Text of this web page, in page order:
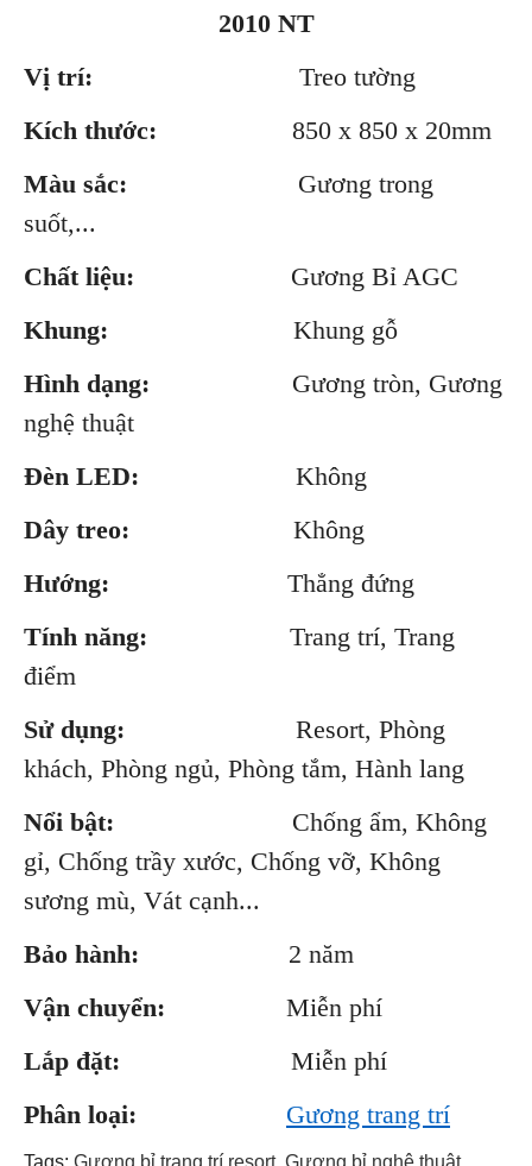
2010 NT
Vị trí:
Treo tường
Kích thước:
850 x 850 x 20mm
Màu sắc:
Gương trong
suốt,...
Chất liệu:
Gương Bỉ AGC
Khung:
Khung gỗ
Hình dạng: Gương tròn, Gương
nghệ thuật
Đèn LED:
Không
Dây treo: Không
Hướng: Thẳng đứng
Tính năng: Trang trí, Trang
điểm
Sử dụng:
Resort, Phòng
khách, Phòng ngủ, Phòng tắm, Hành lang
Nổi bật: Chống ẩm, Không
gỉ, Chống trầy xước, Chống vỡ, Không
sương mù, Vát cạnh...
Bảo hành: 2 năm
Vận chuyển:
Miễn phí
Lắp đặt: Miễn phí
Phân loại:
Gương trang trí
Tags: Gương bỉ trang trí resort, Gương bỉ nghệ thuật